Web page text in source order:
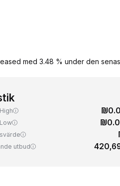
med 3.48 % under den
utbud